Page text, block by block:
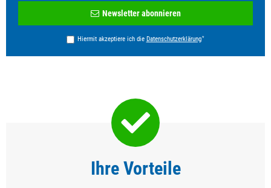
Honig
Newsletter abonnieren
Hiermit akzeptiere ich die Daten­schutz­erklärung*
Ihre Vorteile